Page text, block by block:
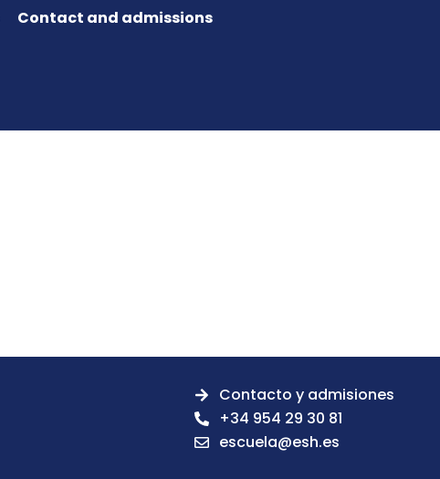
Contact and admissions
Contacto y admisiones
+34 954 29 30 81
escuela@esh.es